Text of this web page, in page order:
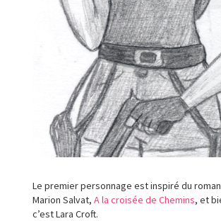
Le premier personnage est inspiré du
Marion Salvat, A la croisée de Chemins, et
c’est Lara Croft.